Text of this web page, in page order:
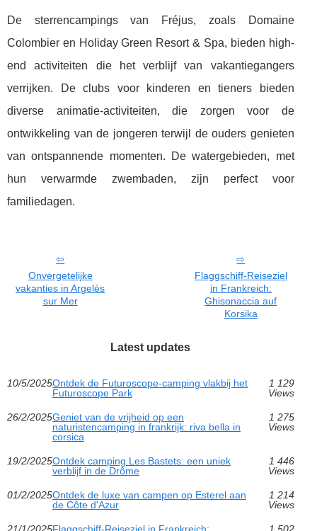
De sterrencampings van Fréjus, zoals Domaine
Colombier en Holiday Green Resort & Spa, bieden high-
end activiteiten die het verblijf van vakantiegangers
verrijken. De clubs voor kinderen en tieners bieden
diverse animatie-activiteiten, die zorgen voor de
ontwikkeling van de jongeren terwijl de ouders genieten
van ontspannende momenten. De watergebieden, met
hun verwarmde zwembaden, zijn perfect voor
familiedagen.
Onvergetelijke
vakanties in Argelès
sur Mer
Flaggschiff-Reiseziel
in Frankreich:
Ghisonaccia auf
Korsika
Latest updates
10/5/2025Ontdek de Futuroscope-camping vlakbij het
Futuroscope Park
1 129
Views
26/2/2025Geniet van de vrijheid op een
naturistencamping in frankrijk: riva bella in
corsica
1 275
Views
19/2/2025Ontdek camping Les Bastets: een uniek
verblijf in de Drôme
1 446
Views
01/2/2025Ontdek de luxe van campen op Esterel aan
de Côte d'Azur
1 214
Views